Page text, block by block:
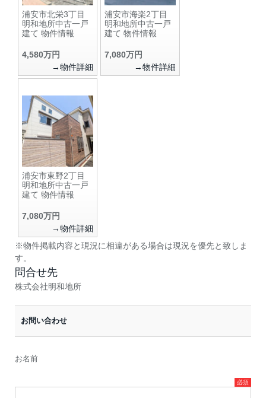
浦安市北栄3丁目
明和地所中古一戸
建て 物件情報
4,580万円
→物件詳細
浦安市海楽2丁目
明和地所中古一戸
建て 物件情報
7,080万円
→物件詳細
浦安市東野2丁目
明和地所中古一戸
建て 物件情報
7,080万円
→物件詳細
※物件掲載内容と現況に相違がある場合は現況を優先と致しま
す。
問合せ先
株式会社明和地所
お問い合わせ
お名前